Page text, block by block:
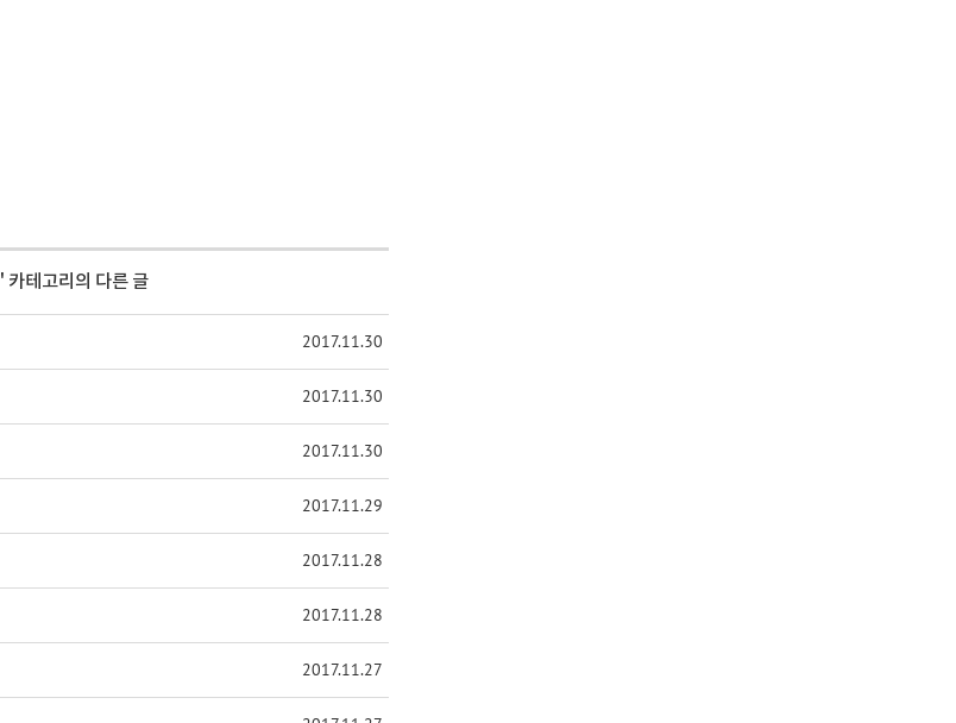
' 카테고리의 다른 글
2017.11.30
2017.11.30
2017.11.30
2017.11.29
2017.11.28
2017.11.28
2017.11.27